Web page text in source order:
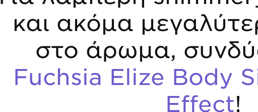
και ακόμα
στο άρωμα,
Fuchsia Elize Body
Effect!